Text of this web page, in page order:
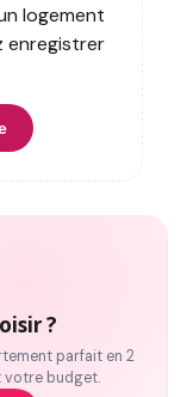
logement
enregistrer
?
parfait en 2
votre budget.